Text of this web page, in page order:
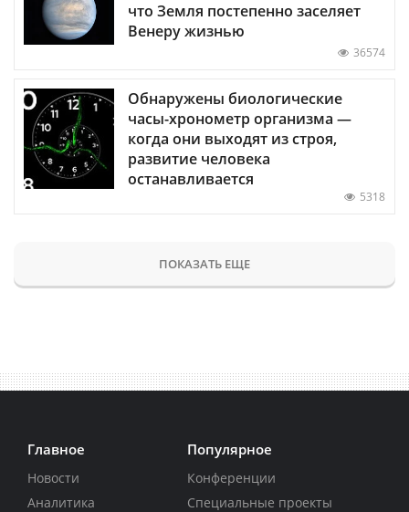
что Земля постепенно заселяет
Венеру жизнью
36574
Обнаружены биологические
часы-хронометр организма —
когда они выходят из строя,
развитие человека
останавливается
5318
ПОКАЗАТЬ ЕЩЕ
Главное
Новости
Аналитика
Популярное
Конференции
Специальные проекты